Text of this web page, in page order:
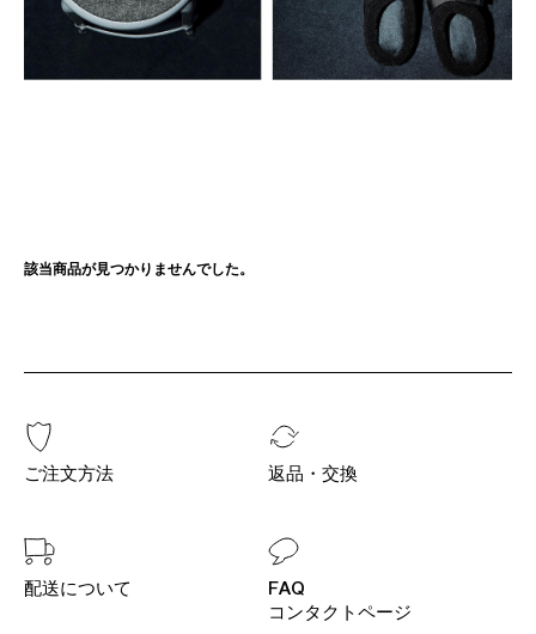
該当商品が見つかりませんでした。
ご注文方法 返品・交換
配送について
FAQ
コンタクトページ